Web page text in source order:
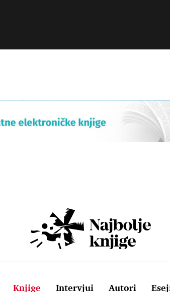
Knjige Intervjui Autori